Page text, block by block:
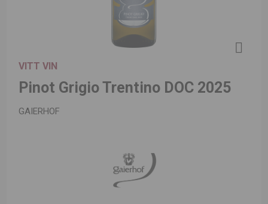
VITT VIN
Pinot Grigio Trentino DOC 2025
GAIERHOF